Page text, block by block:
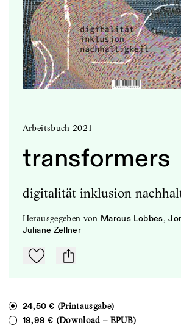
Arbeitsbuch 2021
transformers
digitalität inklusion
herausgegeben von Marcus Lobbes,
Juliane Zellner
Zu Mein-TdZ hinzufügen
mail
24,50 € (Printausgabe)
19,99 € (Download – EPUB)